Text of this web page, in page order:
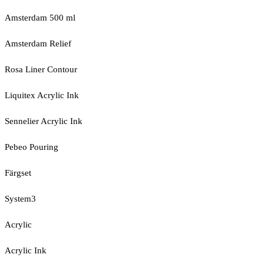
Amsterdam 500 ml
Amsterdam Relief
Rosa Liner Contour
Liquitex Acrylic Ink
Sennelier Acrylic Ink
Pebeo Pouring
Färgset
System3
Acrylic
Acrylic Ink